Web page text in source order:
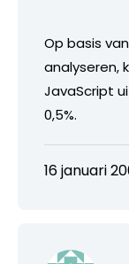
Op basis
analyseren,
JavaScript
0,5%.
16 januari